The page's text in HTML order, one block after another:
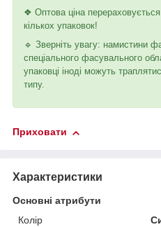
❖ Оптова ціна
кількох упаковок!
🔹 Зверніть увагу: намистини
спеціального фасувального
упаковці іноді можуть
типу.
Приховати
Характеристики
Основні атрибути
Колір